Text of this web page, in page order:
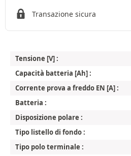
Transazione sicura
Tensione [V] :
Capacità batteria [Ah] :
Corrente prova a freddo EN [A] :
Batteria :
Disposizione polare :
Tipo listello di fondo :
Tipo polo terminale :